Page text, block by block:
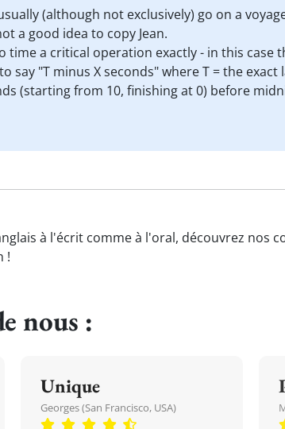
(although not exclusively) go on a
a good idea to copy Jean.
a critical operation exactly - in this case
say "T minus X seconds" where T = the exact
(starting from 10, finishing at 0) before
à l'écrit comme à l'oral, découvrez nos
!
nous :
Unique
Georges (San Francisco, USA)